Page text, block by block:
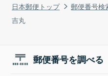
日本郵便トップ 郵便番号検
吉丸
郵便番号を調べる